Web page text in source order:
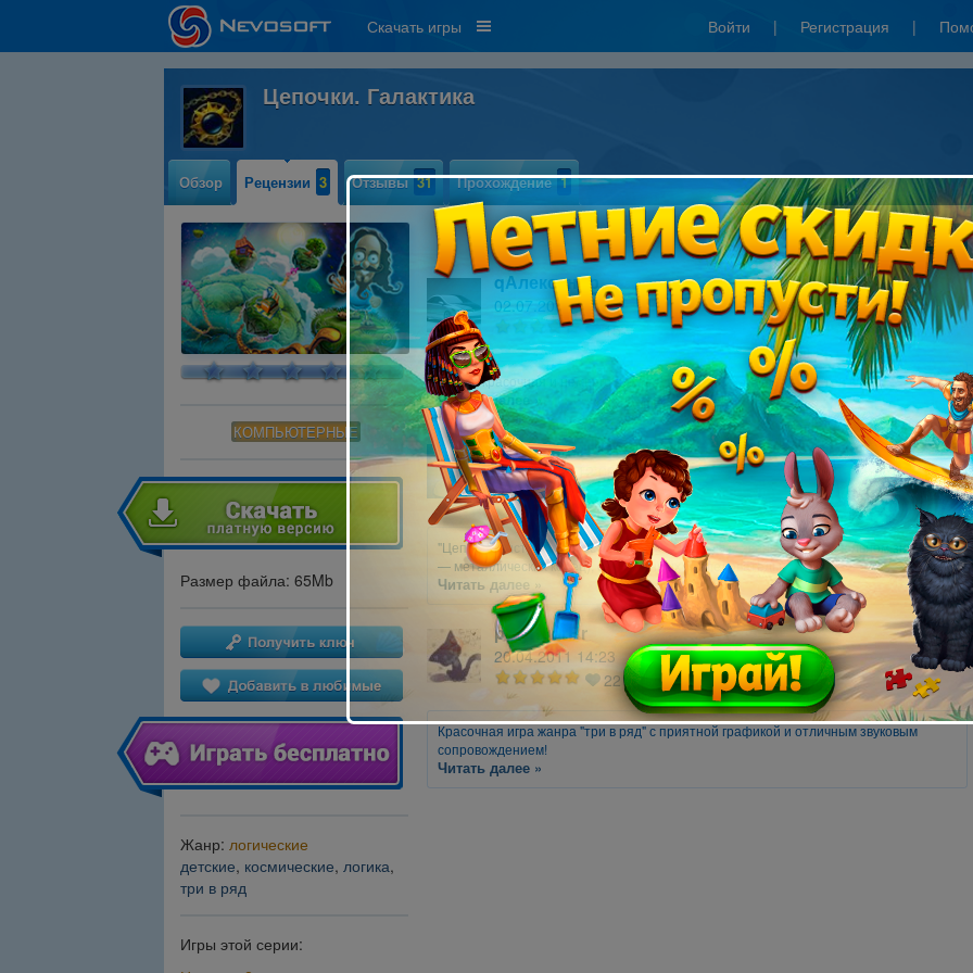
Скачать игры Войти | Регистрация |
Цепочки. Галактика
Обзор Рецензии 3 Отзывы 31 Прохождение 1
КОМПЬЮТЕРНЫЕ
Размер файла: 65Mb
Жанр: логические
детские, космические, логика,
три в ряд
Игры этой серии:
Написать рецензию
qАлександр
02.07.2011 12:12
15
Яркая, красочная и немного детская игрушка в жанре "собери три в ряд".
Читать далее »
Прелесть
22.04.2011 12:08
19
"Цепь — конструкция, состоящая из одинаковых звеньев (в изначальном значении
— металлических колец), соединённых последовательно.
Читать далее »
polyngerRr
20.04.2011 14:23
22
Красочная игра жанра "три в ряд" с приятной графикой и отличным звуковым
сопровождением!
Читать далее »